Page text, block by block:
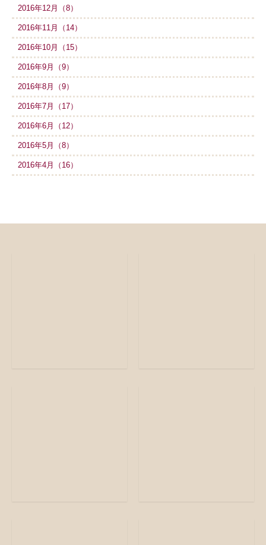
2016年12月（8）
2016年11月（14）
2016年10月（15）
2016年9月（9）
2016年8月（9）
2016年7月（17）
2016年6月（12）
2016年5月（8）
2016年4月（16）